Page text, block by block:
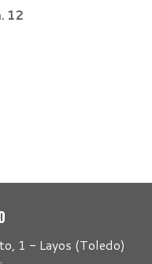
12
1 - Layos (Toledo)